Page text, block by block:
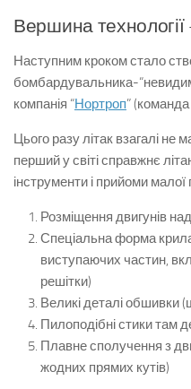
Вершина
Наступним кроком стало
бомбардувальника-
компанія “Нортроп”
Цього разу літак взагалі не
перший у світі справжнє
інструменти і прийоми малої
Розміщення двигунів
Спеціальна форма
виступаючих частин,
решітки)
Великі деталі обшивки
Пилоподібні стики там
Плавне сполучення з
жодних прямих кутів)